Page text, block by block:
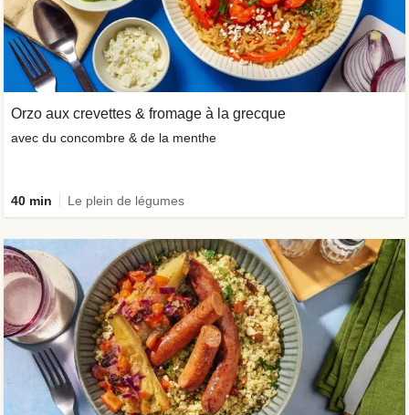
Orzo aux crevettes & fromage à la grecque
avec du concombre & de la menthe
40 min Le plein de légumes